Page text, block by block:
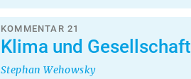
KOMMENTAR 21
Klima und Gesellschaft
Stephan Wehowsky